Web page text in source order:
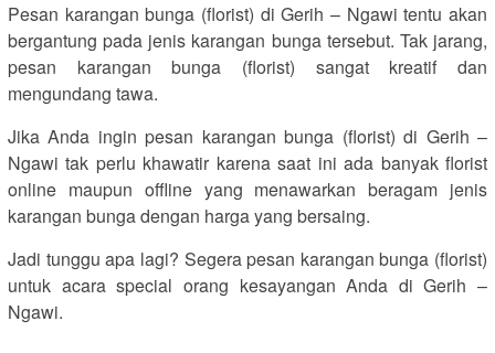
Pesan karangan bunga (florist) di Gerih – Ngawi tentu akan
bergantung pada jenis karangan bunga tersebut. Tak jarang,
pesan karangan bunga (florist) sangat kreatif dan
mengundang tawa.
Jika Anda ingin pesan karangan bunga (florist) di Gerih –
Ngawi tak perlu khawatir karena saat ini ada banyak florist
online maupun offline yang menawarkan beragam jenis
karangan bunga dengan harga yang bersaing.
Jadi tunggu apa lagi? Segera pesan karangan bunga (florist)
untuk acara special orang kesayangan Anda di Gerih –
Ngawi.